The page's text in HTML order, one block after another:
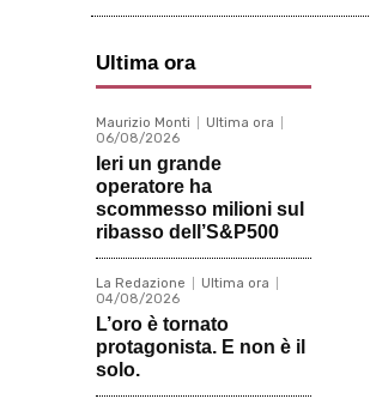
Ultima ora
Maurizio Monti
Ultima ora
06/08/2026
Ieri un grande
operatore ha
scommesso milioni sul
ribasso dell’S&P500
La Redazione
Ultima ora
04/08/2026
L’oro è tornato
protagonista. E non è il
solo.